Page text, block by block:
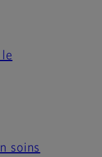
le
soins